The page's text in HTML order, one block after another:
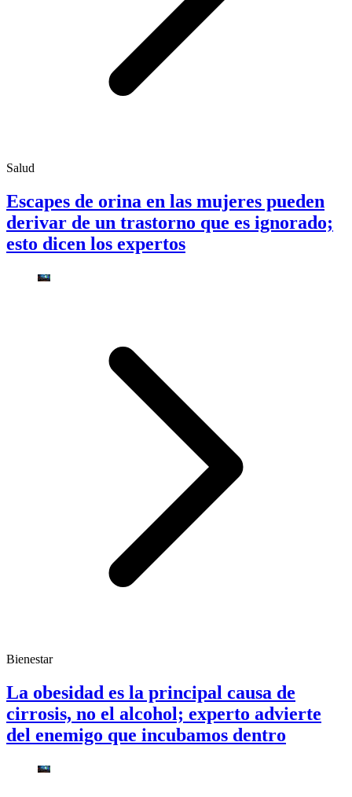
Salud
Escapes de orina en las mujeres pueden
derivar de un trastorno que es ignorado;
esto dicen los expertos
Bienestar
La obesidad es la principal causa de
cirrosis, no el alcohol; experto advierte
del enemigo que incubamos dentro